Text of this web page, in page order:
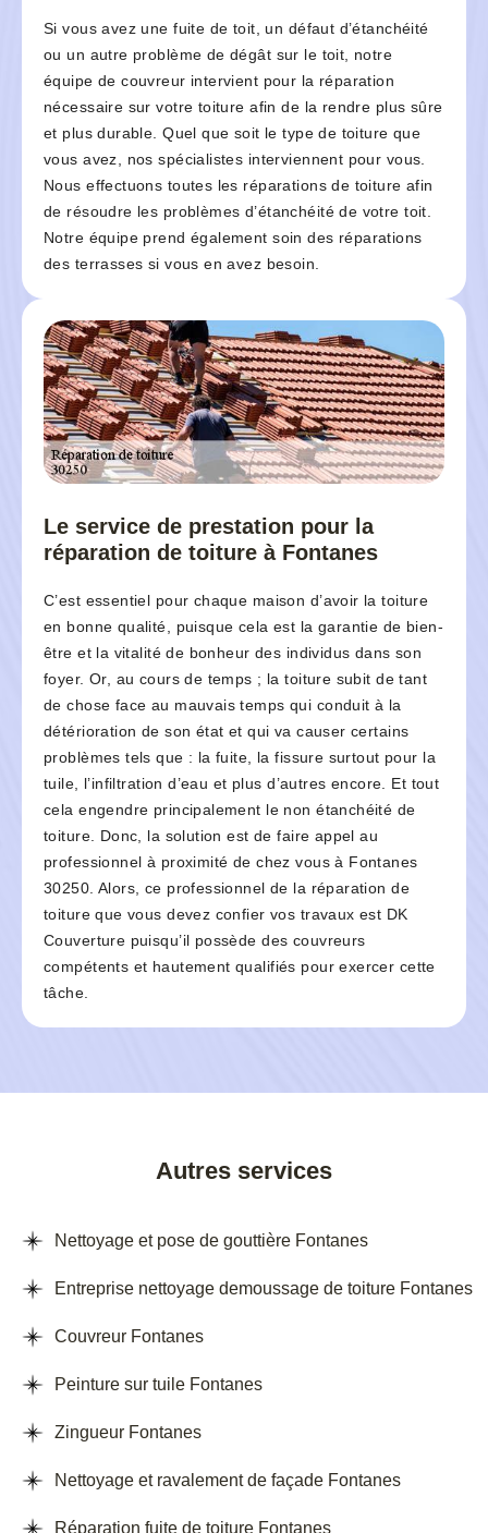
Si vous avez une fuite de toit, un défaut d’étanchéité
ou un autre problème de dégât sur le toit, notre
équipe de couvreur intervient pour la réparation
nécessaire sur votre toiture afin de la rendre plus sûre
et plus durable. Quel que soit le type de toiture que
vous avez, nos spécialistes interviennent pour vous.
Nous effectuons toutes les réparations de toiture afin
de résoudre les problèmes d’étanchéité de votre toit.
Notre équipe prend également soin des réparations
des terrasses si vous en avez besoin.
Le service de prestation pour la
réparation de toiture à Fontanes
C’est essentiel pour chaque maison d’avoir la toiture
en bonne qualité, puisque cela est la garantie de bien-
être et la vitalité de bonheur des individus dans son
foyer. Or, au cours de temps ; la toiture subit de tant
de chose face au mauvais temps qui conduit à la
détérioration de son état et qui va causer certains
problèmes tels que : la fuite, la fissure surtout pour la
tuile, l’infiltration d’eau et plus d’autres encore. Et tout
cela engendre principalement le non étanchéité de
toiture. Donc, la solution est de faire appel au
professionnel à proximité de chez vous à Fontanes
30250. Alors, ce professionnel de la réparation de
toiture que vous devez confier vos travaux est DK
Couverture puisqu’il possède des couvreurs
compétents et hautement qualifiés pour exercer cette
tâche.
Autres services
Nettoyage et pose de gouttière Fontanes
Entreprise nettoyage demoussage de toiture Fontanes
Couvreur Fontanes
Peinture sur tuile Fontanes
Zingueur Fontanes
Nettoyage et ravalement de façade Fontanes
Réparation fuite de toiture Fontanes